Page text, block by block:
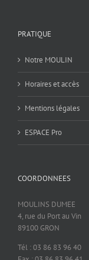
PRATIQUE
Notre MOULIN
Horaires et accès
Mentions légales
ESPACE Pro
COORDONNEES
MOULINS DUMEE
4, rue du Port au Vin
89100 GRON
Tél : 03 86 83 96 40